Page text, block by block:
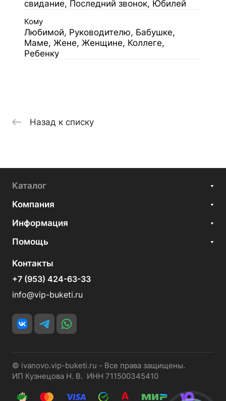
свидание, Последний звонок, Юбилей
Кому
Любимой, Руководителю, Бабушке,
Маме, Жене, Женщине, Коллеге,
Ребенку
Назад к списку
Каталог
Компания
Информация
Помощь
Контакты
+7 (953) 424-63-33
info@vip-buketi.ru
© ivanovo.vip-buketi.ru - Все права защищены.
ИП Кузнецова Н. В. ИНН 711500345410